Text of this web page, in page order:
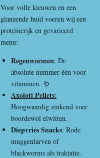
Voor volle kieuwen en een
glanzende huid voeren wij een
proteïnerijk en gevarieerd
menu:
Regenwormen: De
absolute nummer één voor
vitaminen. 🪱
Axolotl Pellets:
Hoogwaardig zinkend voer
boordewol eiwitten.
Diepvries Snacks: Rode
muggenlarven of
blackworms als traktatie.